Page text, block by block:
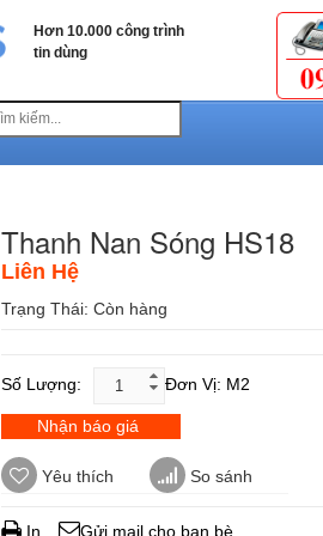
Hơn 10.000 công trình
tin dùng
Thanh Nan Sóng HS18
Liên Hệ
Trạng Thái: Còn hàng
Số Lượng: Đơn Vị: M2
Nhận báo giá
Yêu thích So sánh
In Gửi mail cho bạn bè